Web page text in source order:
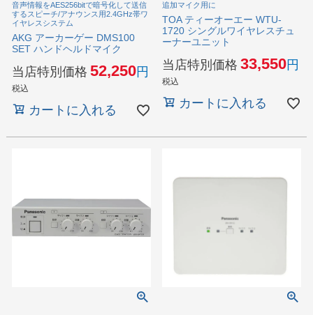
音声情報をAES256bitで暗号化して送信
するスピーチ/アナウンス用2.4GHz帯ワ
イヤレスシステム
AKG アーカーゲー DMS100
SET ハンドヘルドマイク
当店特別価格 52,250
税込
カートに入れる
追加マイク用に
TOA ティーオーエー WTU-
1720 シングルワイヤレスチュ
ーナーユニット
当店特別価格 33,550
税込
カートに入れる